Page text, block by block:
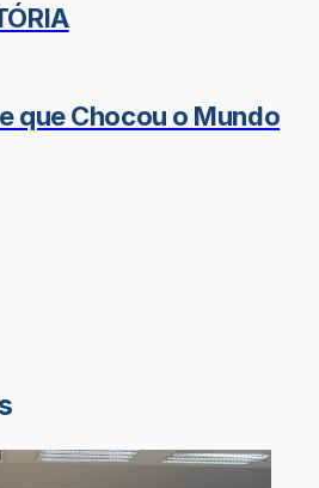
que Chocou o Mundo